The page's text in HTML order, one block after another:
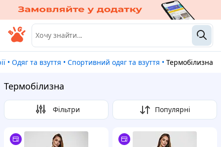
• Одяг та взуття • Спортивний одяг та взуття • Термобілизна
Термобілизна
Фільтри Популярні